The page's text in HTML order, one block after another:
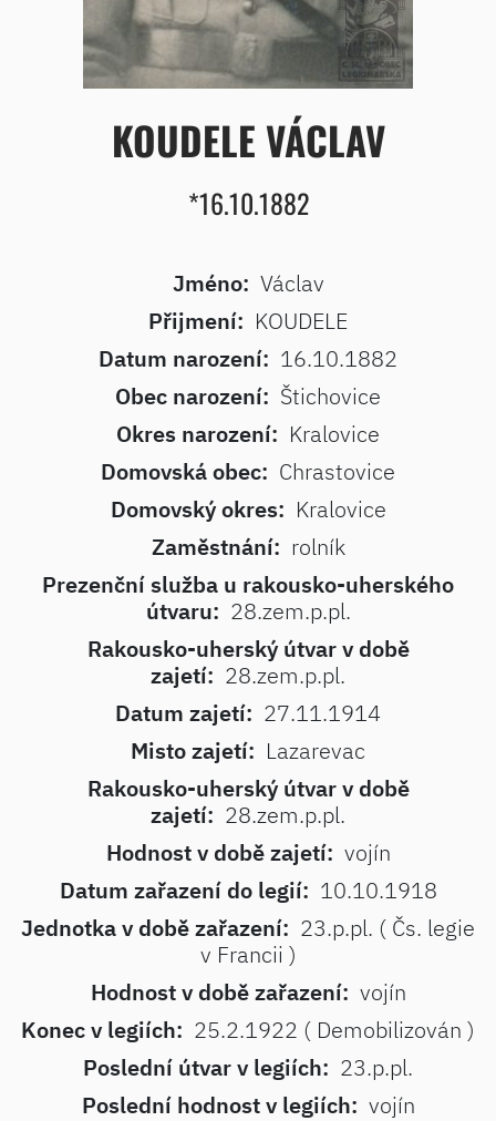
KOUDELE VÁCLAV
*16.10.1882
Jméno: Václav
Přijmení: KOUDELE
Datum narození: 16.10.1882
Obec narození: Štichovice
Okres narození: Kralovice
Domovská obec: Chrastovice
Domovský okres: Kralovice
Zaměstnání: rolník
Prezenční služba u rakousko-uherského
útvaru: 28.zem.p.pl.
Rakousko-uherský útvar v době
zajetí: 28.zem.p.pl.
Datum zajetí: 27.11.1914
Misto zajetí: Lazarevac
Rakousko-uherský útvar v době
zajetí: 28.zem.p.pl.
Hodnost v době zajetí: vojín
Datum zařazení do legií: 10.10.1918
Jednotka v době zařazení: 23.p.pl. ( Čs. legie
v Francii )
Hodnost v době zařazení: vojín
Konec v legiích: 25.2.1922 ( Demobilizován )
Poslední útvar v legiích: 23.p.pl.
Poslední hodnost v legiích: vojín